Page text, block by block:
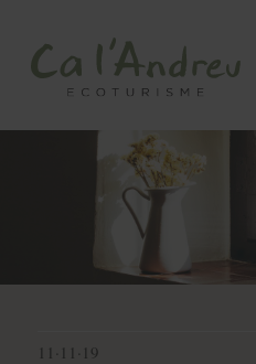
11·11·19